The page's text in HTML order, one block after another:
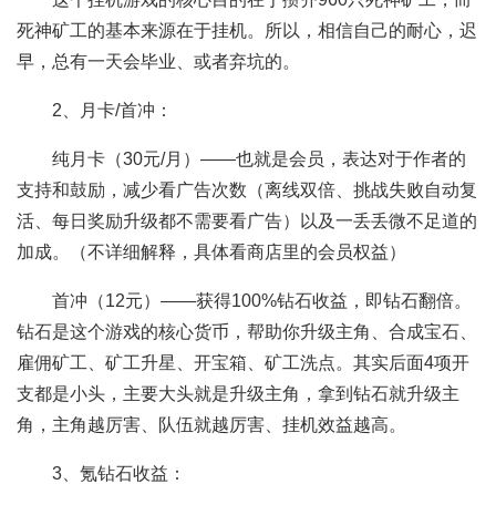
死神矿工的基本来源在于挂机。所以，相信自己的耐心，迟
早，总有一天会毕业、或者弃坑的。
2、月卡/首冲：
纯月卡（30元/月）——也就是会员，表达对于作者的
支持和鼓励，减少看广告次数（离线双倍、挑战失败自动复
活、每日奖励升级都不需要看广告）以及一丢丢微不足道的
加成。（不详细解释，具体看商店里的会员权益）
首冲（12元）——获得100%钻石收益，即钻石翻倍。
钻石是这个游戏的核心货币，帮助你升级主角、合成宝石、
雇佣矿工、矿工升星、开宝箱、矿工洗点。其实后面4项开
支都是小头，主要大头就是升级主角，拿到钻石就升级主
角，主角越厉害、队伍就越厉害、挂机效益越高。
3、氪钻石收益：